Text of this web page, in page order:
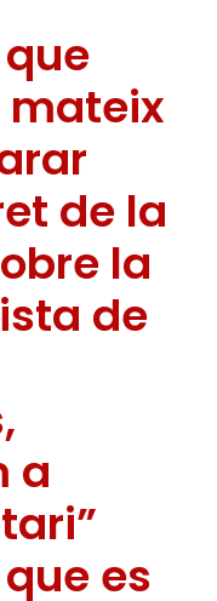
mateix
de la
la
de
a
es